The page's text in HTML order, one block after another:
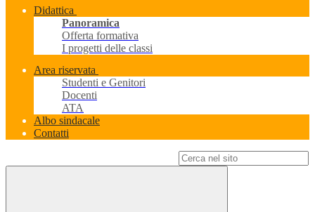
Didattica
Panoramica
Offerta formativa
I progetti delle classi
Area riservata
Studenti e Genitori
Docenti
ATA
Albo sindacale
Contatti